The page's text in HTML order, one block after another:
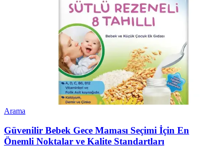
Arama
Güvenilir Bebek Gece Maması Seçimi İçin En
Önemli Noktalar ve Kalite Standartları